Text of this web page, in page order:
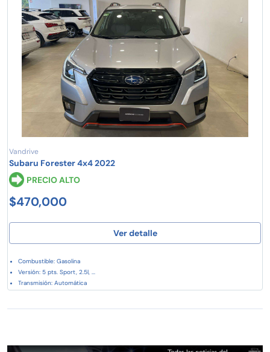
Vandrive
Subaru Forester 4x4 2022
PRECIO ALTO
$470,000
Ver detalle
Combustible: Gasolina
Versión: 5 pts. Sport, 2.5l, ...
Transmisión: Automática